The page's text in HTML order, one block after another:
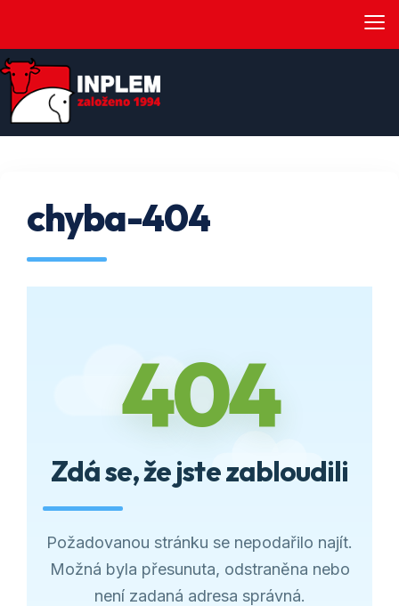
chyba-404
404
Zdá se, že jste zabloudili
Požadovanou stránku se nepodařilo najít.
Možná byla přesunuta, odstraněna nebo
není zadaná adresa správná.
≡